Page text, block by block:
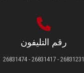
رقم التليفون
26831231 - 26831417 - 26831474